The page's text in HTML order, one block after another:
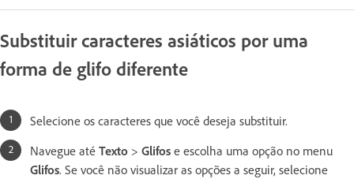
Substituir caracteres asiáticos por uma
forma de glifo diferente
Selecione os caracteres que você deseja substituir.
Navegue até Texto > Glifos e escolha uma opção no menu
Glifos. Se você não visualizar as opções a seguir, selecione